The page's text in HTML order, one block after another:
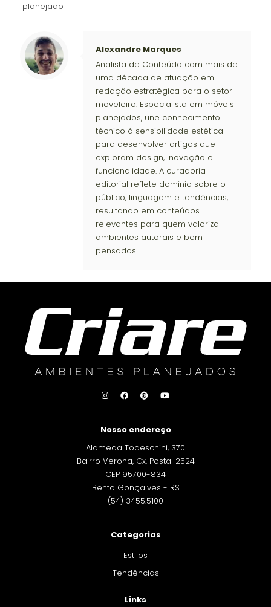
planejado
Alexandre Marques
Analista de Conteúdo com mais de
uma década de atuação em
redação estratégica para o setor
moveleiro. Especialista em móveis
planejados, une conhecimento
técnico à sensibilidade estética
para desenvolver artigos que
exploram design, inovação e
funcionalidade. A curadoria
editorial reflete domínio sobre o
público, linguagem e tendências,
resultando em conteúdos
relevantes para quem valoriza
ambientes autorais e bem
pensados.
Nosso endereço
Alameda Todeschini, 370
Bairro Verona, Cx. Postal 2524
CEP 95700-834
Bento Gonçalves - RS
(54) 3455.5100
Categorias
Estilos
Tendências
Links